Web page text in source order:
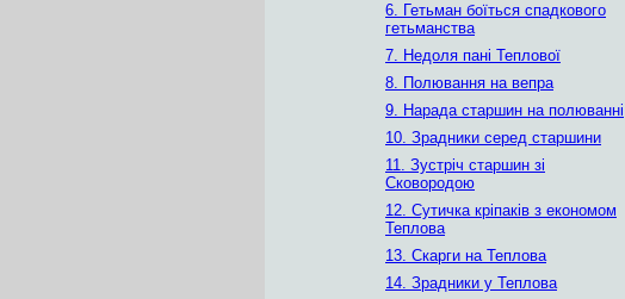
6. Гетьман боїться спадкового
гетьманства
7. Недоля пані Теплової
8. Полювання на вепра
9. Нарада старшин на полюванні
10. Зрадники серед старшини
11. Зустріч старшин зі
Сковородою
12. Сутичка кріпаків з економом
Теплова
13. Скарги на Теплова
14. Зрадники у Теплова